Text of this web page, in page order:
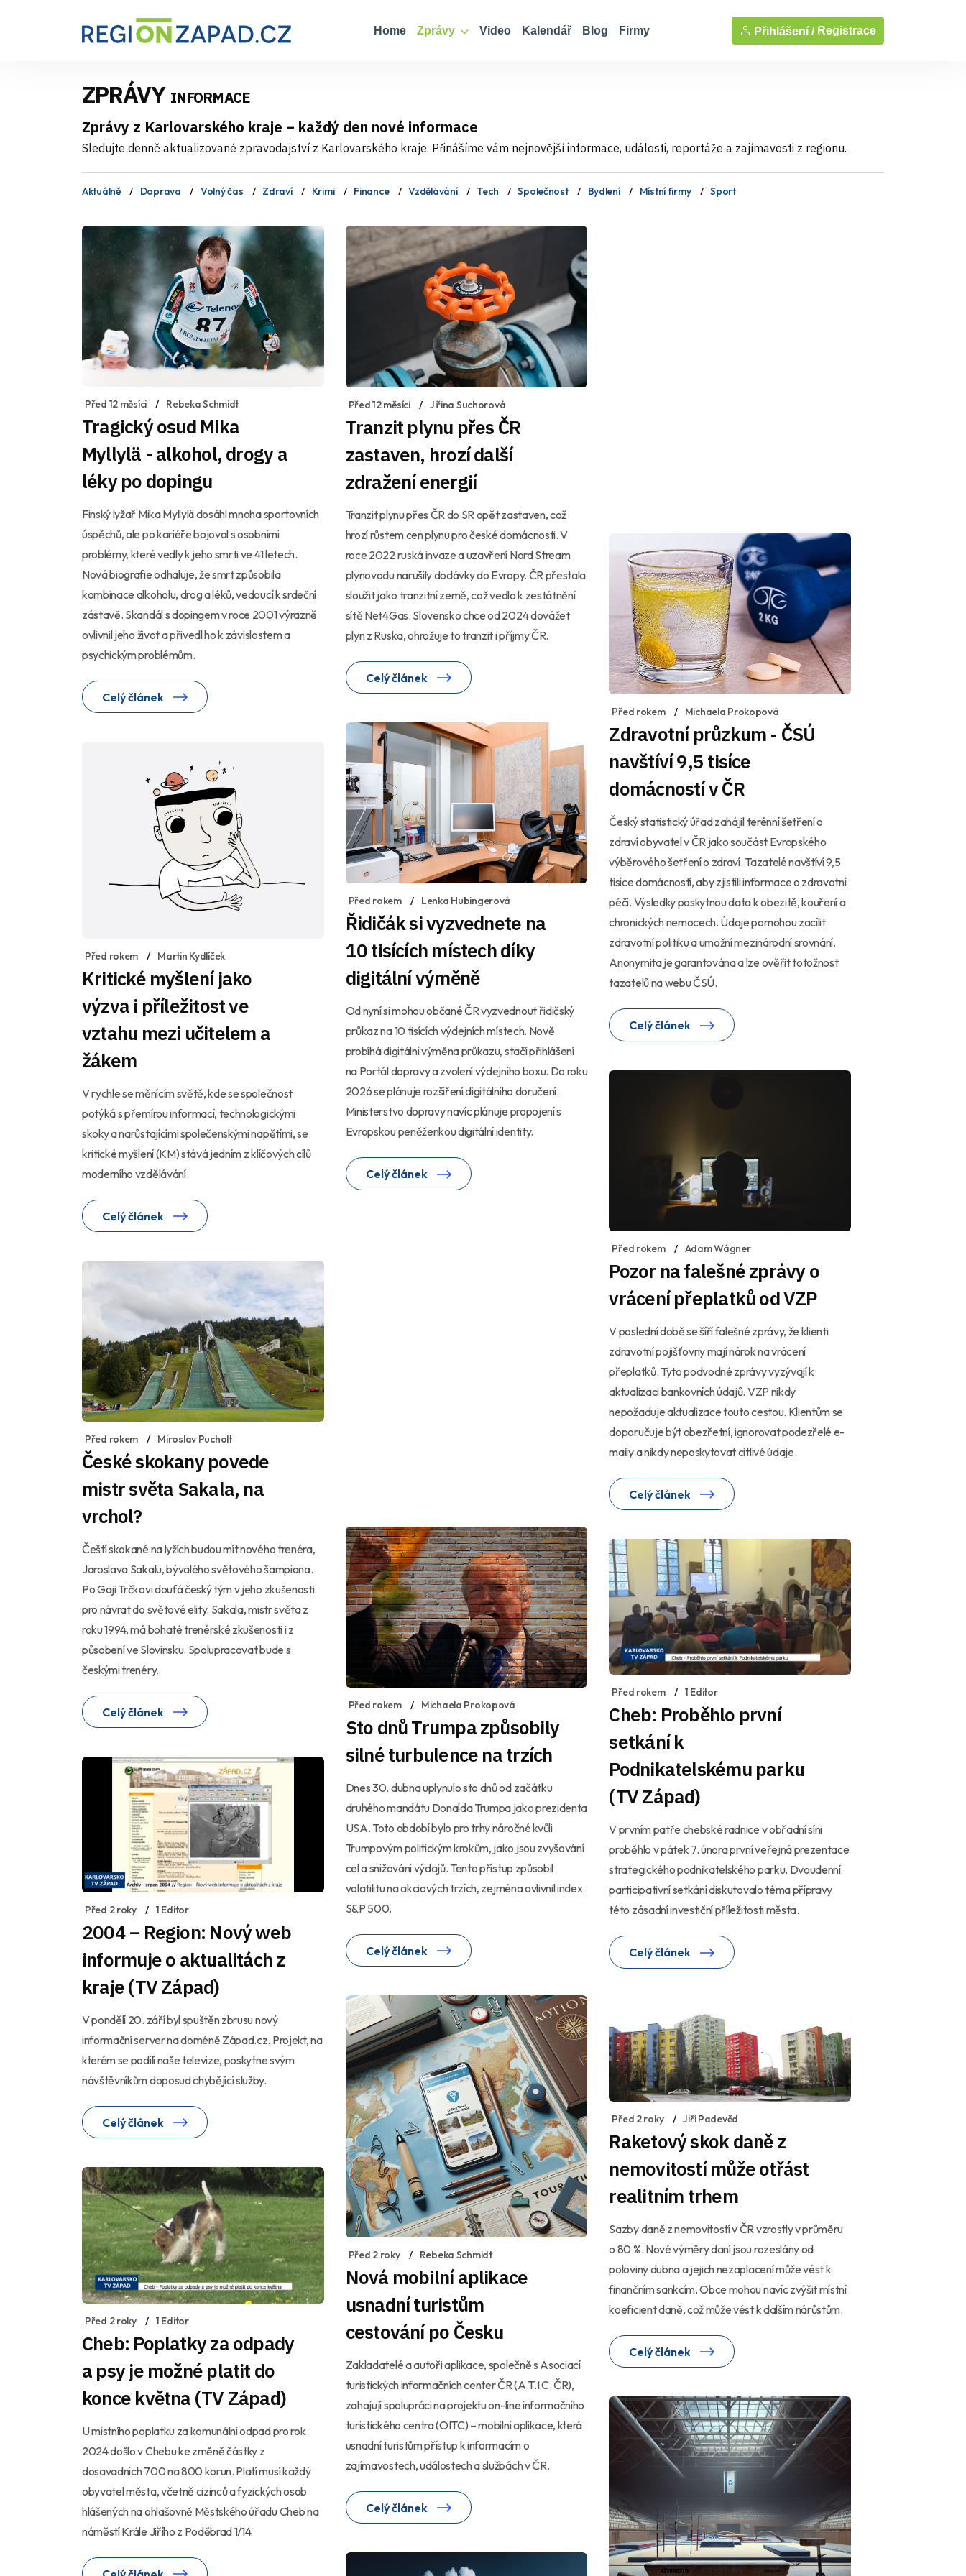
Home Zprávy Video Kalendář Blog Firmy Přihlášení / Registrace
ZPRÁVY INFORMACE
Zprávy z Karlovarského kraje – každý den nové informace
Sledujte denně aktualizované zpravodajství z Karlovarského kraje. Přinášíme vám nejnovější informace, události, reportáže a zajímavosti z regionu.
Aktuálně Doprava Volný čas Zdraví Krimi Finance Vzdělávání Tech Společnost Bydlení Místní firmy Sport
Před 12 měsíci Rebeka Schmidt
Tragický osud Mika
Myllylä - alkohol, drogy a
léky po dopingu
Finský lyžař Mika Myllylä dosáhl mnoha sportovních
úspěchů, ale po kariéře bojoval s osobními
problémy, které vedly k jeho smrti ve 41 letech.
Nová biografie odhaluje, že smrt způsobila
kombinace alkoholu, drog a léků, vedoucí k srdeční
zástavě. Skandál s dopingem v roce 2001 výrazně
ovlivnil jeho život a přivedl ho k závislostem a
psychickým problémům.
Celý článek
Před 12 měsíci Jiřina Suchorová
Tranzit plynu přes ČR
zastaven, hrozí další
zdražení energií
Tranzit plynu přes ČR do SR opět zastaven, což
hrozí růstem cen plynu pro české domácnosti. V
roce 2022 ruská invaze a uzavření Nord Stream
plynovodu narušily dodávky do Evropy. ČR přestala
sloužit jako tranzitní země, což vedlo k zestátnění
sítě Net4Gas. Slovensko chce od 2024 dovážet
plyn z Ruska, ohrožuje to tranzit i příjmy ČR.
Celý článek
Před rokem Michaela Prokopová
Zdravotní průzkum - ČSÚ
navštíví 9,5 tisíce
domácností v ČR
Český statistický úřad zahájil terénní šetření o
zdraví obyvatel v ČR jako součást Evropského
výběrového šetření o zdraví. Tazatelé navštíví 9,5
tisíce domácností, aby zjistili informace o zdravotní
péči. Výsledky poskytnou data k obezitě, kouření a
chronických nemocech. Údaje pomohou zacílit
zdravotní politiku a umožní mezinárodní srovnání.
Anonymita je garantována a lze ověřit totožnost
tazatelů na webu ČSÚ.
Celý článek
Před rokem Lenka Hubingerová
Řidičák si vyzvednete na
10 tisících místech díky
digitální výměně
Od nyní si mohou občané ČR vyzvednout řidičský
průkaz na 10 tisících výdejních místech. Nově
probíhá digitální výměna průkazu, stačí přihlášení
na Portál dopravy a zvolení výdejního boxu. Do roku
2026 se plánuje rozšíření digitálního doručení.
Ministerstvo dopravy navíc plánuje propojení s
Evropskou peněženkou digitální identity.
Celý článek
Před rokem Martin Kydlíček
Kritické myšlení jako
výzva i příležitost ve
vztahu mezi učitelem a
žákem
V rychle se měnícím světě, kde se společnost
potýká s přemírou informací, technologickými
skoky a narůstajícími společenskými napětími, se
kritické myšlení (KM) stává jedním z klíčových cílů
moderního vzdělávání.
Celý článek
Před rokem Adam Wágner
Pozor na falešné zprávy o
vrácení přeplatků od VZP
V poslední době se šíří falešné zprávy, že klienti
zdravotní pojišťovny mají nárok na vrácení
přeplatků. Tyto podvodné zprávy vyzývají k
aktualizaci bankovních údajů. VZP nikdy
nepožaduje aktualizace touto cestou. Klientům se
doporučuje být obezřetní, ignorovat podezřelé e-
maily a nikdy neposkytovat citlivé údaje.
Celý článek
Před rokem Miroslav Pucholt
České skokany povede
mistr světa Sakala, na
vrchol?
Čeští skokané na lyžích budou mít nového trenéra,
Jaroslava Sakalu, bývalého světového šampiona.
Po Gaji Trčkovi doufá český tým v jeho zkušenosti
pro návrat do světové elity. Sakala, mistr světa z
roku 1994, má bohaté trenérské zkušenosti i z
působení ve Slovinsku. Spolupracovat bude s
českými trenéry.
Celý článek
Před rokem Michaela Prokopová
Sto dnů Trumpa způsobily
silné turbulence na trzích
Dnes 30. dubna uplynulo sto dnů od začátku
druhého mandátu Donalda Trumpa jako prezidenta
USA. Toto období bylo pro trhy náročné kvůli
Trumpovým politickým krokům, jako jsou zvyšování
cel a snižování výdajů. Tento přístup způsobil
volatilitu na akciových trzích, zejména ovlivnil index
S&P 500.
Celý článek
Před rokem 1 Editor
Cheb: Proběhlo první
setkání k
Podnikatelskému parku
(TV Západ)
V prvním patře chebské radnice v obřadní síni
proběhlo v pátek 7. února první veřejná prezentace
strategického podnikatelského parku. Dvoudenní
participativní setkání diskutovalo téma přípravy
této zásadní investiční příležitosti města.
Celý článek
Před 2 roky 1 Editor
2004 – Region: Nový web
informuje o aktualitách z
kraje (TV Západ)
V pondělí 20. září byl spuštěn zbrusu nový
informační server na doméně Západ.cz. Projekt, na
kterém se podílí naše televize, poskytne svým
návštěvníkům doposud chybějící služby.
Celý článek
Před 2 roky Rebeka Schmidt
Nová mobilní aplikace
usnadní turistům
cestování po Česku
Zakladatelé a autoři aplikace, společně s Asociací
turistických informačních center ČR (A.T.I.C. ČR),
zahajují spolupráci na projektu on-line informačního
turistického centra (OITC) – mobilní aplikace, která
usnadní turistům přístup k informacím o
zajímavostech, událostech a službách v ČR.
Celý článek
Před 2 roky Jiří Padevěd
Raketový skok daně z
nemovitostí může otřást
realitním trhem
Sazby daně z nemovitostí v ČR vzrostly v průměru
o 80 %. Nové výměry daní jsou rozeslány od
poloviny dubna a jejich nezaplacení může vést k
finančním sankcím. Obce mohou navíc zvýšit místní
koeficient daně, což může vést k dalším nárůstům.
Celý článek
Před 2 roky 1 Editor
Cheb: Poplatky za odpady
a psy je možné platit do
konce května (TV Západ)
U místního poplatku za komunální odpad pro rok
2024 došlo v Chebu ke změně částky z
dosavadních 700 na 800 korun. Platí musí každý
obyvatel města, včetně cizinců a fyzických osob
hlášených na ohlašovně Městského úřadu Cheb na
náměstí Krále Jiřího z Poděbrad 1/14.